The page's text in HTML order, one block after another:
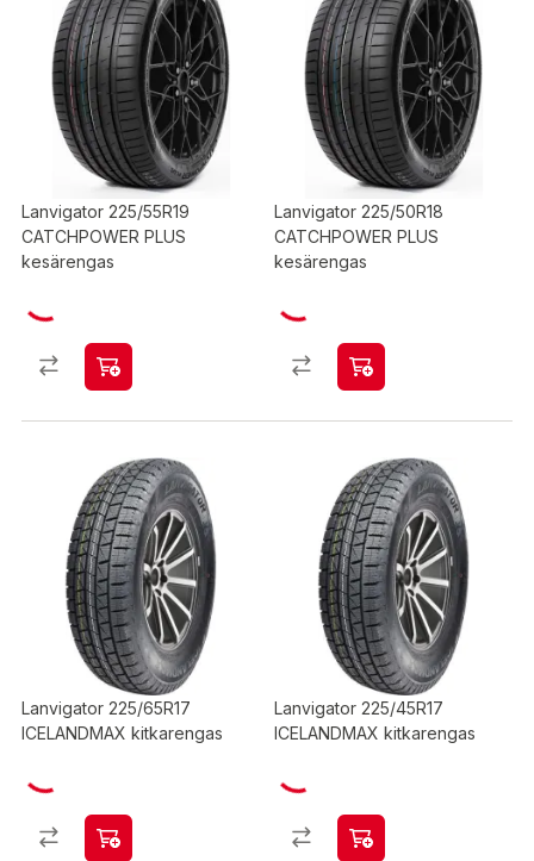
Lanvigator 225/55R19
CATCHPOWER PLUS
kesärengas
Lanvigator 225/50R18
CATCHPOWER PLUS
kesärengas
Lanvigator 225/65R17
ICELANDMAX kitkarengas
Lanvigator 225/45R17
ICELANDMAX kitkarengas